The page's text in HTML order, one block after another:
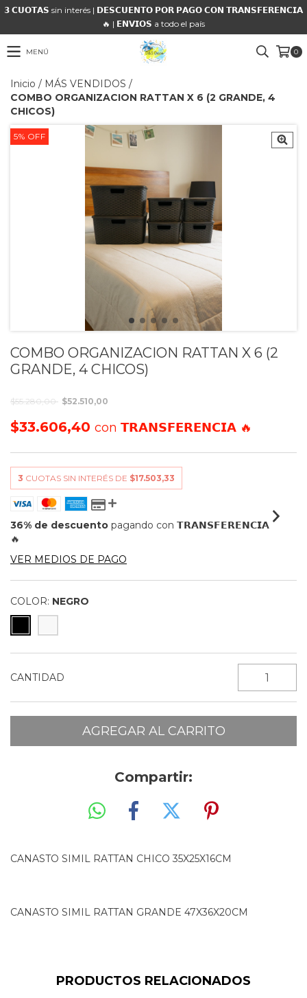
𝟯 𝗖𝗨𝗢𝗧𝗔𝗦 sin interés | 𝗗𝗘𝗦𝗖𝗨𝗘𝗡𝗧𝗢 𝗣𝗢𝗥 𝗣𝗔𝗚𝗢 𝗖𝗢𝗡 𝗧𝗥𝗔𝗡𝗦𝗙𝗘𝗥𝗘𝗡𝗖𝗜𝗔
🔥 | 𝗘𝗡𝗩𝗜𝗢𝗦 a todo el país
MENÚ 0
Inicio / MÁS VENDIDOS /
COMBO ORGANIZACION RATTAN X 6 (2 GRANDE, 4
CHICOS)
5% OFF
COMBO ORGANIZACION RATTAN X 6 (2
GRANDE, 4 CHICOS)
$55.280,00 $52.510,00
$33.606,40 con 𝗧𝗥𝗔𝗡𝗦𝗙𝗘𝗥𝗘𝗡𝗖𝗜𝗔 🔥
3 CUOTAS SIN INTERÉS DE $17.503,33
36% de descuento pagando con 𝗧𝗥𝗔𝗡𝗦𝗙𝗘𝗥𝗘𝗡𝗖𝗜𝗔
🔥
VER MEDIOS DE PAGO
COLOR: NEGRO
CANTIDAD
Compartir:
CANASTO SIMIL RATTAN CHICO 35X25X16CM
CANASTO SIMIL RATTAN GRANDE 47X36X20CM
PRODUCTOS RELACIONADOS